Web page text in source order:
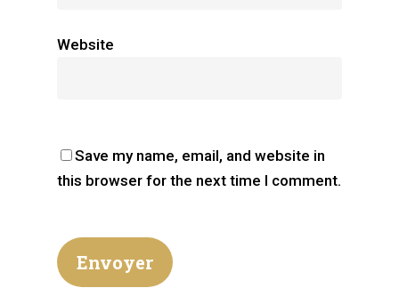
Website
Save my name, email, and website in
this browser for the next time I comment.